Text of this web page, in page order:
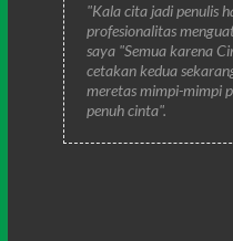
"Kala cita jadi penulis
profesionalitas
saya "Semua karena
cetakan kedua
meretas mimpi-mimpi
penuh cinta".